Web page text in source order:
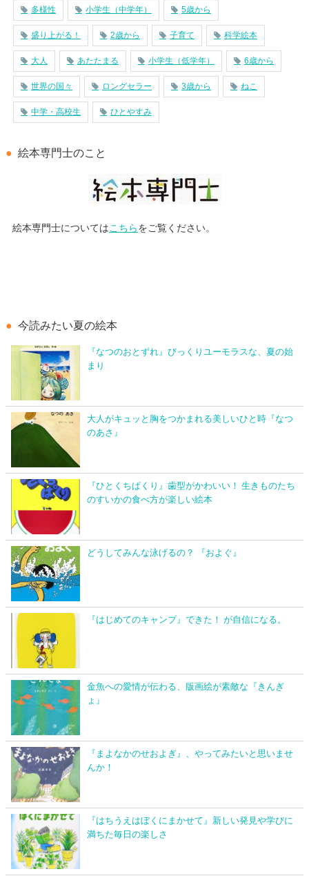
多様性 小学生（中学年） 5歳から
盛り上がる！ 2歳から 子育て 科学絵本
大人 あたたまる 小学生（低学年） 6歳から
世界の国々 ロングセラー 3歳から ねこ
中学・高校生 ひとやすみ
絵本専門士のこと
絵本専門士については こちら をご覧ください。
今読みたい夏の絵本
『なつのおとずれ』びっくりユーモラスな、夏の始
まり
大人がキュッと胸をつかまれる美しいひと時『なつ
のあさ』
『ひとくちぱくり』歯型がかわいい！ 生きものたち
のすいかの食べ方が楽しい絵本
どうしてみんな泳げるの？ 『およぐ』
『はじめてのキャンプ』できた！ が自信になる。
金魚への愛情が伝わる、版画絵が素敵な『きんぎ
ょ』
『まよなかのせおよぎ』、やってみたいと思いませ
んか！
『はちうえはぼくにまかせて』新しい発見や学びに
満ちた毎日の楽しさ